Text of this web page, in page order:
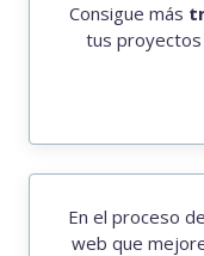
Consigue más
tus proyectos
En el proceso
web que